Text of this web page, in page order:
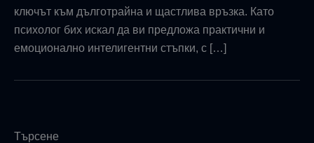
ключът към дълготрайна и щастлива връзка. Като
психолог бих искал да ви предложа практични и
емоционално интелигентни стъпки, с […]
Търсене